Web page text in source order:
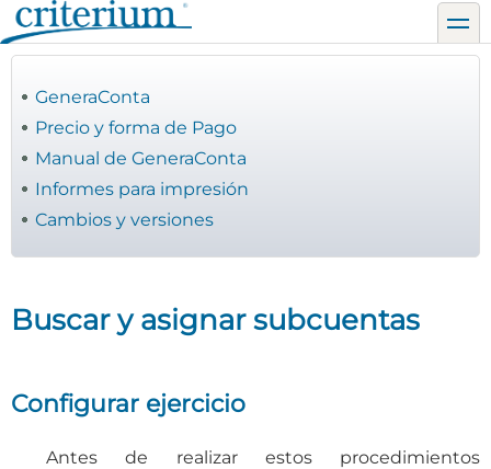
Pasar
al
principal
GeneraConta
Precio y forma de Pago
Manual de GeneraConta
Informes para impresión
Cambios y versiones
Buscar y asignar subcuentas
Configurar ejercicio
Antes de realizar estos procedimientos